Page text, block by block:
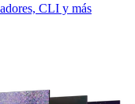
CLI y más